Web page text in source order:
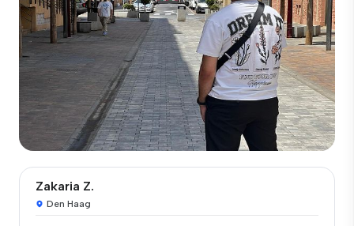
Zakaria Z.
Den Haag